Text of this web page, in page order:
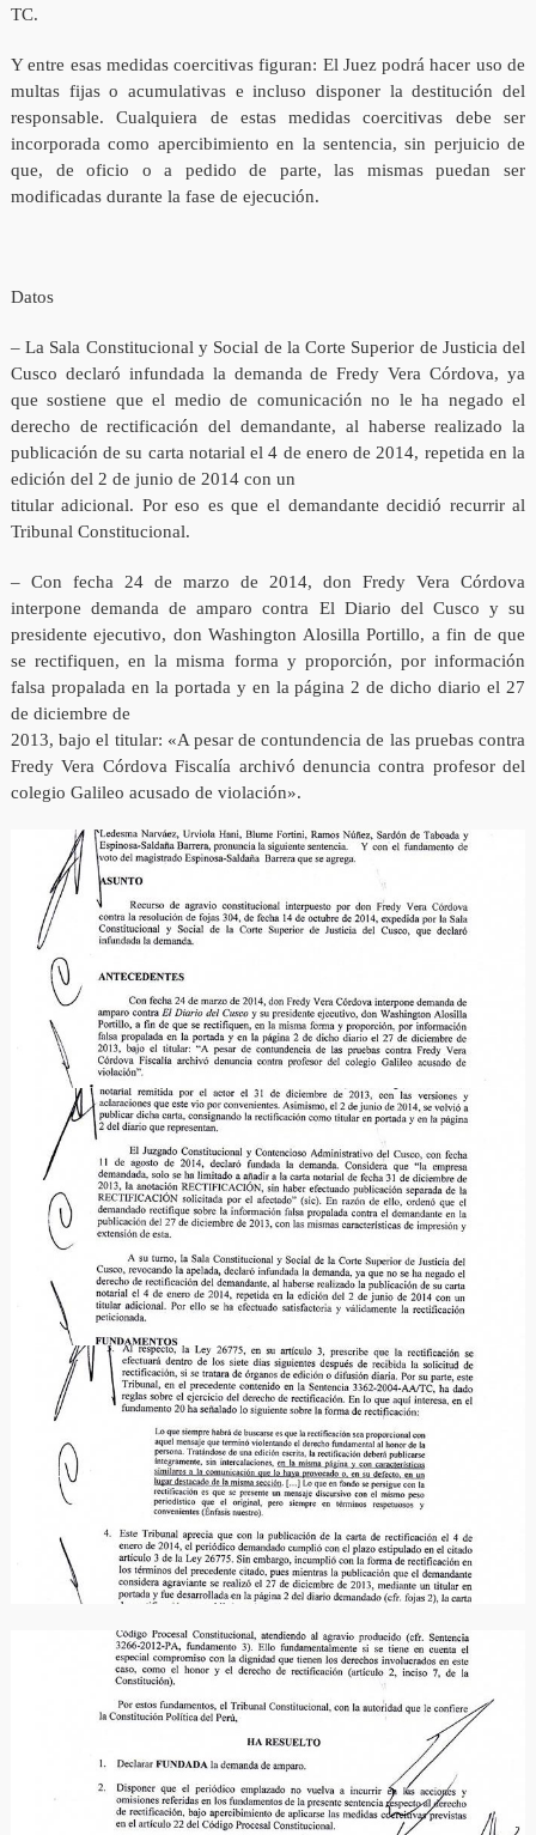
TC.
Y entre esas medidas coercitivas figuran: El Juez podrá hacer uso de
multas fijas o acumulativas e incluso disponer la destitución del
responsable. Cualquiera de estas medidas coercitivas debe ser
incorporada como apercibimiento en la sentencia, sin perjuicio de
que, de oficio o a pedido de parte, las mismas puedan ser
modificadas durante la fase de ejecución.
Datos
– La Sala Constitucional y Social de la Corte Superior de Justicia del
Cusco declaró infundada la demanda de Fredy Vera Córdova, ya
que sostiene que el medio de comunicación no le ha negado el
derecho de rectificación del demandante, al haberse realizado la
publicación de su carta notarial el 4 de enero de 2014, repetida en la
edición del 2 de junio de 2014 con un
titular adicional. Por eso es que el demandante decidió recurrir al
Tribunal Constitucional.
– Con fecha 24 de marzo de 2014, don Fredy Vera Córdova
interpone demanda de amparo contra El Diario del Cusco y su
presidente ejecutivo, don Washington Alosilla Portillo, a fin de que
se rectifiquen, en la misma forma y proporción, por información
falsa propalada en la portada y en la página 2 de dicho diario el 27
de diciembre de
2013, bajo el titular: «A pesar de contundencia de las pruebas contra
Fredy Vera Córdova Fiscalía archivó denuncia contra profesor del
colegio Galileo acusado de violación».